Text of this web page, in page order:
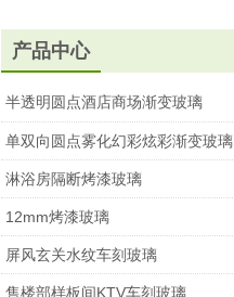
产品中心
半透明圆点酒店商场渐变玻璃
单双向圆点雾化幻彩炫彩渐变玻璃
淋浴房隔断烤漆玻璃
12mm烤漆玻璃
屏风玄关水纹车刻玻璃
售楼部样板间KTV车刻玻璃